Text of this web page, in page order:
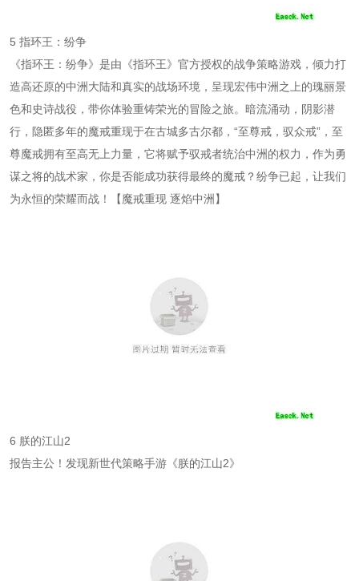
5 指环王：纷争
《指环王：纷争》是由《指环王》官方授权的战争策略游戏，倾力打
造高还原的中洲大陆和真实的战场环境，呈现宏伟中洲之上的瑰丽景
色和史诗战役，带你体验重铸荣光的冒险之旅。暗流涌动，阴影潜
行，隐匿多年的魔戒重现于在古城多古尔都，“至尊戒，驭众戒”，至
尊魔戒拥有至高无上力量，它将赋予驭戒者统治中洲的权力，作为勇
谋之将的战术家，你是否能成功获得最终的魔戒？纷争已起，让我们
为永恒的荣耀而战！【魔戒重现 逐焰中洲】
6 朕的江山2
报告主公！发现新世代策略手游《朕的江山2》